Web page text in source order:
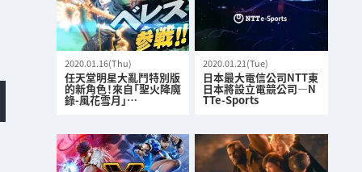
2020.01.16(Thu)
任天堂明星大亂鬥特別版
的新角色！來自「聖火降魔
錄-風花雪月」…
2020.01.21(Tue)
日本最大電信公司NTT東
日本將設立電競公司—N
TTe-Sports